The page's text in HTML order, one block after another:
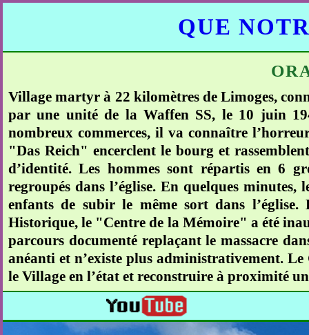
QUE
Village martyr à 22 kilomètres de Limoges,
par une unité de la Waffen SS, le 10 juin
nombreux commerces, il va connaître
"Das Reich" encerclent le bourg et
d’identité. Les hommes sont répartis en 6
regroupés dans l’église. En quelques minutes,
enfants de subir le même sort dans
Historique, le "Centre de la Mémoire" a été
parcours documenté replaçant le massacre
anéanti et n’existe plus administrativement.
le Village en l’état et reconstruire à proximité